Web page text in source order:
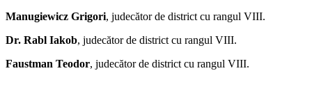
Manugiewicz Grigori, judecător de district cu rangul VIII.
Dr. Rabl Iakob, judecător de district cu rangul VIII.
Faustman Teodor, judecător de district cu rangul VIII.